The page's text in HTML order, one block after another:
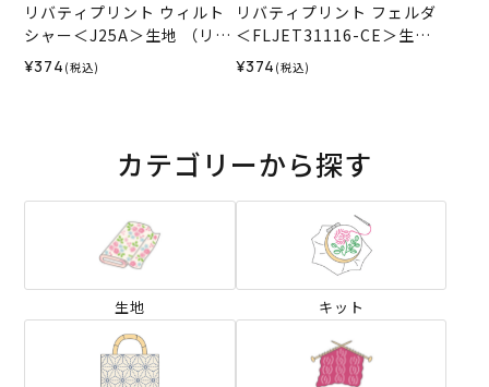
リバティプリント ウィルト
シャー＜J25A＞生地 （リバ
ティ・ファブリックス）202
¥374 (税込)
リバティプリント フェルダ
＜FLJET31116-CE＞生地
（リバティ・ファブリック
ス）2025SS
¥374 (税込)
カテゴリーから探す
生地 キット